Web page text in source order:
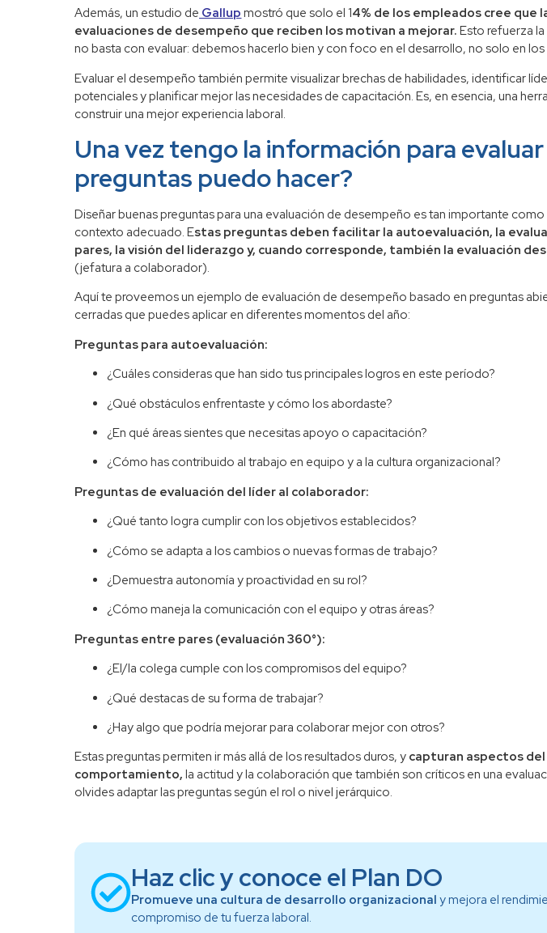
Además, un estudio de Gallup mostró que solo el 14% de los empleados cree que
evaluaciones de desempeño que reciben los motivan a mejorar. Esto refuerza
no basta con evaluar: debemos hacerlo bien y con foco en el desarrollo, no solo en los
Evaluar el desempeño también permite visualizar brechas de habilidades, identificar
potenciales y planificar mejor las necesidades de capacitación. Es, en esencia, una
construir una mejor experiencia laboral.
Una vez tengo la información para
preguntas puedo hacer?
Diseñar buenas preguntas para una evaluación de desempeño es tan importante
contexto adecuado. Estas preguntas deben facilitar la autoevaluación, la
pares, la visión del liderazgo y, cuando corresponde, también la evaluación
(jefatura a colaborador).
Aquí te proveemos un ejemplo de evaluación de desempeño basado en preguntas
cerradas que puedes aplicar en diferentes momentos del año:
Preguntas para autoevaluación:
¿Cuáles consideras que han sido tus principales logros en este período?
¿Qué obstáculos enfrentaste y cómo los abordaste?
¿En qué áreas sientes que necesitas apoyo o capacitación?
¿Cómo has contribuido al trabajo en equipo y a la cultura organizacional?
Preguntas de evaluación del líder al colaborador:
¿Qué tanto logra cumplir con los objetivos establecidos?
¿Cómo se adapta a los cambios o nuevas formas de trabajo?
¿Demuestra autonomía y proactividad en su rol?
¿Cómo maneja la comunicación con el equipo y otras áreas?
Preguntas entre pares (evaluación 360°):
¿El/la colega cumple con los compromisos del equipo?
¿Qué destacas de su forma de trabajar?
¿Hay algo que podría mejorar para colaborar mejor con otros?
Estas preguntas permiten ir más allá de los resultados duros, y capturan aspectos del
comportamiento, la actitud y la colaboración que también son críticos en una
olvides adaptar las preguntas según el rol o nivel jerárquico.
Haz clic y conoce el Plan DO
Promueve una cultura de desarrollo organizacionaly mejora el
compromiso de tu fuerza laboral.